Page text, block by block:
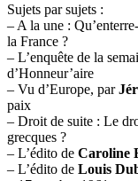
Sujets par sujets :
– A la une :
la France ?
– L’enquête de la
d’Honneur’aire
– Vu d’Europe, par
paix
– Droit de suite : Le
grecques ?
– L’édito de Caroline
– L’édito de Louis